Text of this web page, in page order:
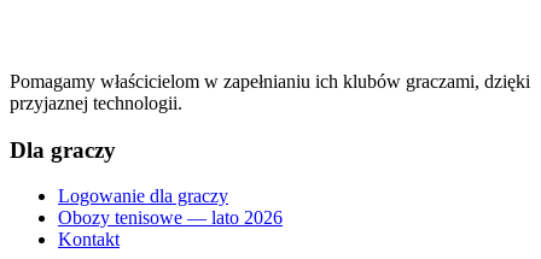
Pomagamy właścicielom w zapełnianiu ich klubów graczami, dzięki
przyjaznej technologii.
Dla graczy
Logowanie dla graczy
Obozy tenisowe — lato 2026
Kontakt